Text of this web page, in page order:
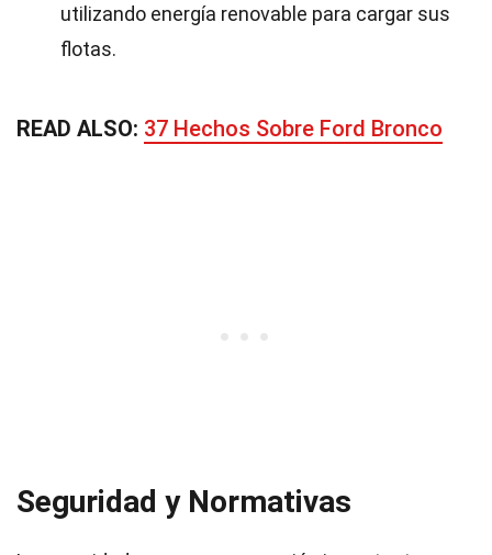
utilizando energía renovable para cargar sus
flotas.
READ ALSO: 37 Hechos Sobre Ford Bronco
Seguridad y Normativas